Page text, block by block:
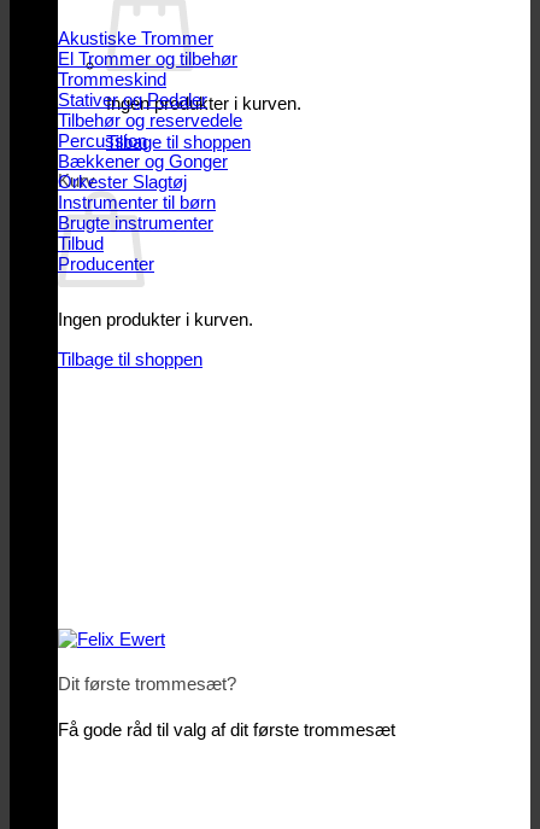
Ingen produkter i kurven.
Tilbage til shoppen
Kurv
Ingen produkter i kurven.
Tilbage til shoppen
Akustiske Trommer
El Trommer og tilbehør
Trommeskind
Stativer og Pedaler
Tilbehør og reservedele
Percussion
Bækkener og Gonger
Orkester Slagtøj
Instrumenter til børn
Brugte instrumenter
Tilbud
Producenter
Dit første trommesæt?
Få gode råd til valg af dit første trommesæt